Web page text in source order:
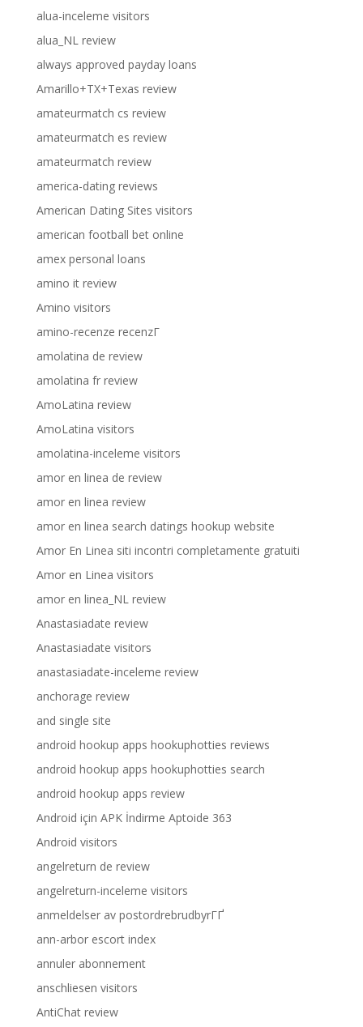
alua-inceleme visitors
alua_NL review
always approved payday loans
Amarillo+TX+Texas review
amateurmatch cs review
amateurmatch es review
amateurmatch review
america-dating reviews
American Dating Sites visitors
american football bet online
amex personal loans
amino it review
Amino visitors
amino-recenze recenzГ­
amolatina de review
amolatina fr review
AmoLatina review
AmoLatina visitors
amolatina-inceleme visitors
amor en linea de review
amor en linea review
amor en linea search datings hookup website
Amor En Linea siti incontri completamente gratuiti
Amor en Linea visitors
amor en linea_NL review
Anastasiadate review
Anastasiadate visitors
anastasiadate-inceleme review
anchorage review
and single site
android hookup apps hookuphotties reviews
android hookup apps hookuphotties search
android hookup apps review
Android için APK İndirme Aptoide 363
Android visitors
angelreturn de review
angelreturn-inceleme visitors
anmeldelser av postordrebrudbyrГҐ
ann-arbor escort index
annuler abonnement
anschliesen visitors
AntiChat review